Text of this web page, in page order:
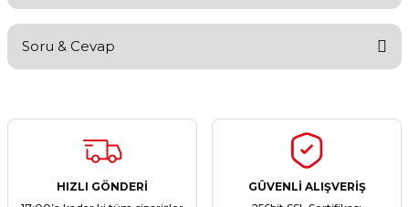
Yorum Yaz
Soru & Cevap
Ürün hakkında henüz soru sorulmamış.
HIZLI GÖNDERİ
GÜVENLİ ALIŞVERİŞ